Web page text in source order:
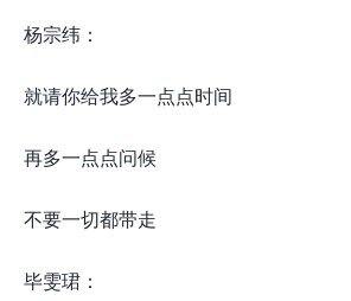
杨宗纬：
就请你给我多一点点时间
再多一点点问候
不要一切都带走
毕雯珺：